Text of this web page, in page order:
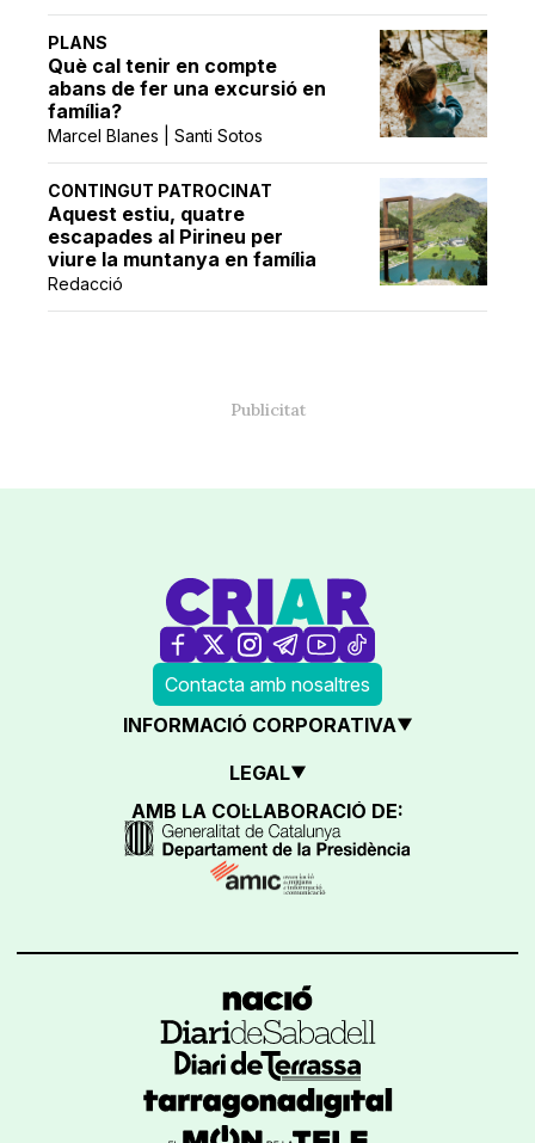
PLANS
Què cal tenir en compte
abans de fer una excursió en
família?
Marcel Blanes | Santi Sotos
CONTINGUT PATROCINAT
Aquest estiu, quatre
escapades al Pirineu per
viure la muntanya en família
Redacció
Contacta amb nosaltres
INFORMACIÓ CORPORATIVA
LEGAL
AMB LA COL·LABORACIÓ DE: